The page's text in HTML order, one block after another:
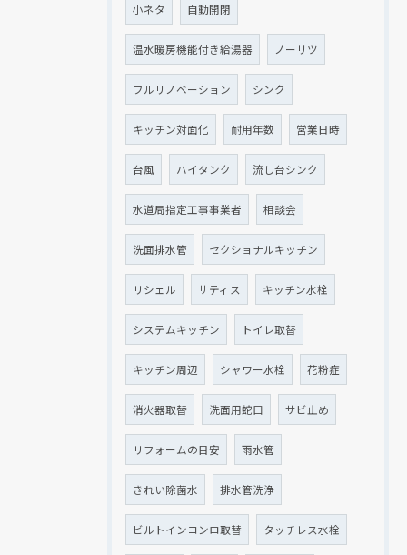
小ネタ 自動開閉
温水暖房機能付き給湯器 ノーリツ
フルリノベーション シンク
キッチン対面化 耐用年数 営業日時
台風 ハイタンク 流し台シンク
水道局指定工事事業者 相談会
洗面排水管 セクショナルキッチン
リシェル サティス キッチン水栓
システムキッチン トイレ取替
キッチン周辺 シャワー水栓 花粉症
消火器取替 洗面用蛇口 サビ止め
リフォームの目安 雨水管
きれい除菌水 排水管洗浄
ビルトインコンロ取替 タッチレス水栓